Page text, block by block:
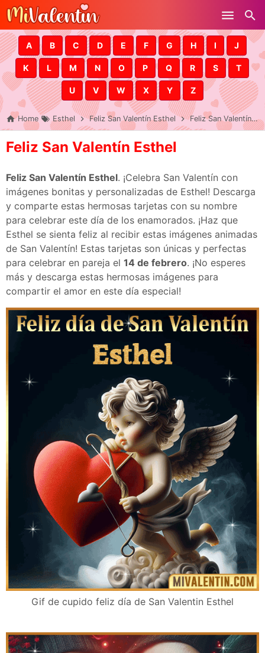
Skip to main content
A B C D E F G H I J
K L M N O P Q R S T
U V W X Y Z
Home Esthel Feliz San Valentín Esthel Feliz San Valentín Esthel
Feliz San Valentín Esthel
Feliz San Valentín Esthel. ¡Celebra San Valentín con
imágenes bonitas y personalizadas de Esthel! Descarga
y comparte estas hermosas tarjetas con su nombre
para celebrar este día de los enamorados. ¡Haz que
Esthel se sienta feliz al recibir estas imágenes animadas
de San Valentín! Estas tarjetas son únicas y perfectas
para celebrar en pareja el 14 de febrero. ¡No esperes
más y descarga estas hermosas imágenes para
compartir el amor en este día especial!
Gif de cupido feliz día de San Valentin Esthel